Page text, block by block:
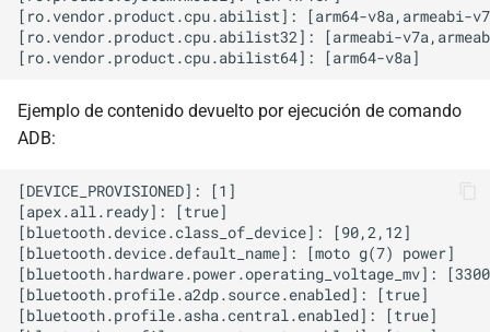
[ro.vendor.product.cpu.abilist]: [arm64-v8a,armeabi-
[ro.vendor.product.cpu.abilist32]: [armeabi-
Ejemplo de contenido devuelto por ejecución de comando
ADB:
[DEVICE_PROVISIONED]: [1]
[apex.all.ready]: [true]
[bluetooth.device.class_of_device]: [90,2,12]
[bluetooth.device.default_name]: [moto g(7) power]
[bluetooth.hardware.power.operating_voltage_mv]:
[bluetooth.profile.a2dp.source.enabled]: [true]
[bluetooth.profile.asha.central.enabled]: [true]